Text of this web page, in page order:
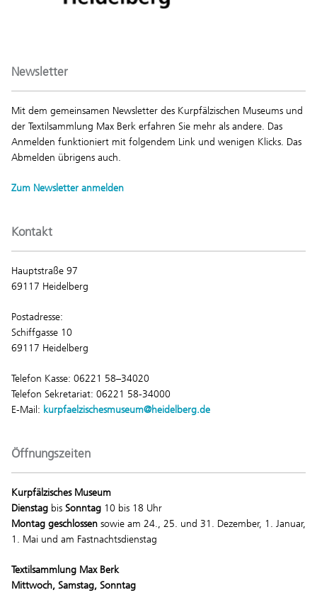
Newsletter
Mit dem gemeinsamen Newsletter des Kurpfälzischen Museums und
der Textilsammlung Max Berk erfahren Sie mehr als andere. Das
Anmelden funktioniert mit folgendem Link und wenigen Klicks. Das
Abmelden übrigens auch.
Zum Newsletter anmelden
Kontakt
Hauptstraße 97
69117 Heidelberg
Postadresse:
Schiffgasse 10
69117 Heidelberg
Telefon Kasse: 06221 58–34020
Telefon Sekretariat: 06221 58-34000
E-Mail: kurpfaelzischesmuseum@heidelberg.de
Öffnungszeiten
Kurpfälzisches Museum
Dienstag bis Sonntag 10 bis 18 Uhr
Montag geschlossen sowie am 24., 25. und 31. Dezember, 1. Januar,
1. Mai und am Fastnachtsdienstag
Textilsammlung Max Berk
Mittwoch, Samstag, Sonntag